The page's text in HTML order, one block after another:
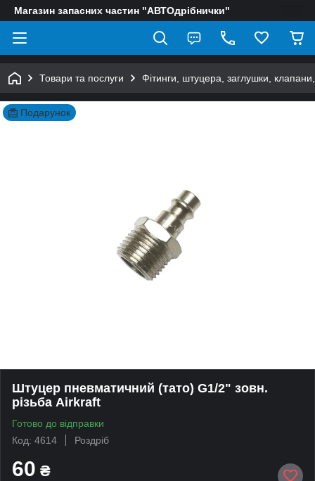
Магазин запасних частин "АВТОдрібнички"
Товари та послуги Фітинги, штуцера, заглушки,
Подарунок
Штуцер пневматичний (тато) G1/2" зовн.
різьба Airkraft
Готово до відправки
Код: 4614
Роздріб
60 ₴